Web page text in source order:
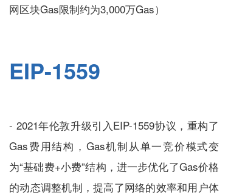
网区块Gas限制约为3,000万Gas）
EIP-1559
- 2021年伦敦升级引入EIP-1559协议，重构了
Gas费用结构，Gas机制从单一竞价模式变
为“基础费+小费”结构，进一步优化了Gas价格
的动态调整机制，提高了网络的效率和用户体